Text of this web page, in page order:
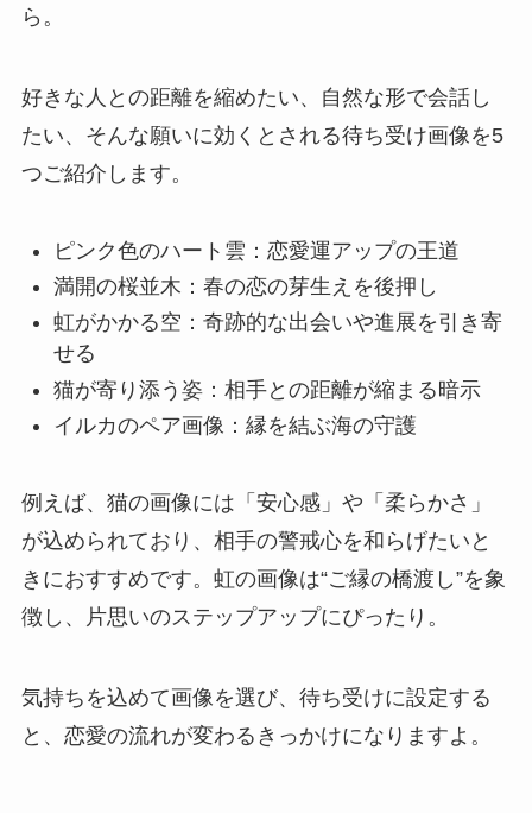
ら。
好きな人との距離を縮めたい、自然な形で会話し
たい、そんな願いに効くとされる待ち受け画像を5
つご紹介します。
ピンク色のハート雲：恋愛運アップの王道
満開の桜並木：春の恋の芽生えを後押し
虹がかかる空：奇跡的な出会いや進展を引き寄
せる
猫が寄り添う姿：相手との距離が縮まる暗示
イルカのペア画像：縁を結ぶ海の守護
例えば、猫の画像には「安心感」や「柔らかさ」
が込められており、相手の警戒心を和らげたいと
きにおすすめです。虹の画像は“ご縁の橋渡し”を象
徴し、片思いのステップアップにぴったり。
気持ちを込めて画像を選び、待ち受けに設定する
と、恋愛の流れが変わるきっかけになりますよ。